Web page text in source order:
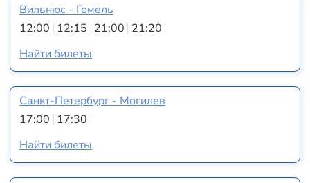
Вильнюс - Гомель
12:00 12:15 21:00 21:20
Найти билеты
Санкт-Петербург - Могилев
17:00 17:30
Найти билеты